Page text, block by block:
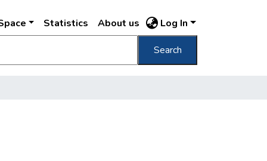
Statistics About us Log In
Search